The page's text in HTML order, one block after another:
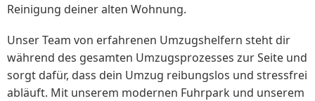
Reinigung deiner alten Wohnung.
Unser Team von erfahrenen Umzugshelfern steht dir
während des gesamten Umzugsprozesses zur Seite und
sorgt dafür, dass dein Umzug reibungslos und stressfrei
abläuft. Mit unserem modernen Fuhrpark und unserem